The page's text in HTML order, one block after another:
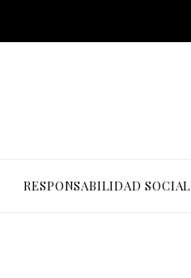
RESPONSABILIDAD SOCIAL